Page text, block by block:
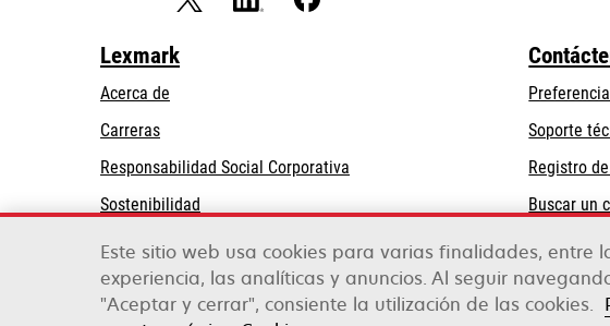
Lexmark
Acerca de
Carreras
Responsabilidad Social Corporativa
en
una
pestaña
nueva
Sostenibilidad
Partners de Lexmark
Soporte
Registro
Buscar un
Lexmark International, Inc., una empresa de Xerox
Este sitio web usa cookies para varias finalidades, entre
experiencia, las analíticas y anuncios. Al seguir
"Aceptar y cerrar", consiente la utilización de las cookies.